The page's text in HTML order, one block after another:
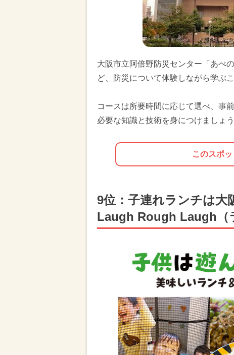
大阪市立阿倍野防災センター「あべ
ど、防災について体験しながら学ぶ
コースは所要時間に応じて選べ、事
必要な知識と技術を身につけましょ
このスポ
9位：子連れランチは大
Laugh Rough Laugh（